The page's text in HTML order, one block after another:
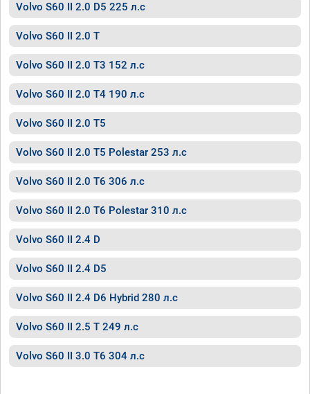
Volvo S60 II 2.0 D5 225 л.с
Volvo S60 II 2.0 T
Volvo S60 II 2.0 T3 152 л.с
Volvo S60 II 2.0 T4 190 л.с
Volvo S60 II 2.0 T5
Volvo S60 II 2.0 T5 Polestar 253 л.с
Volvo S60 II 2.0 T6 306 л.с
Volvo S60 II 2.0 T6 Polestar 310 л.с
Volvo S60 II 2.4 D
Volvo S60 II 2.4 D5
Volvo S60 II 2.4 D6 Hybrid 280 л.с
Volvo S60 II 2.5 T 249 л.с
Volvo S60 II 3.0 T6 304 л.с